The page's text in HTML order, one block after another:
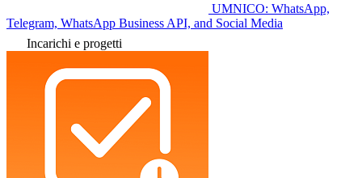
UMNICO: WhatsApp,
Telegram, WhatsApp Business API, and Social Media
Incarichi e progetti